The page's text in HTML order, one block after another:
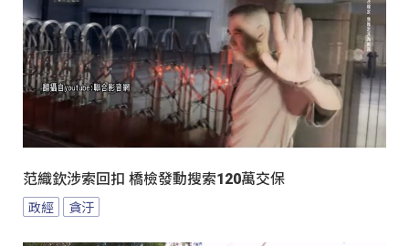
范織欽涉索回扣 橋檢發動搜索120萬交保
政經 貪汙